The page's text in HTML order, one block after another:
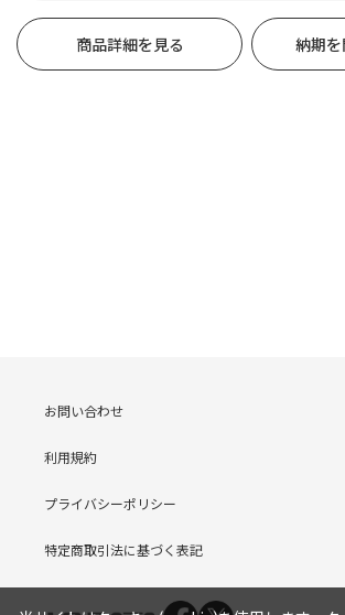
商品詳細を見る 納期
お問い合わせ
利用規約
プライバシーポリシー
特定商取引法に基づく表記